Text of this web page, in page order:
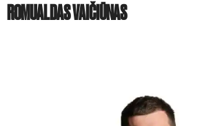
ROMUALDAS VAIČIŪNAS